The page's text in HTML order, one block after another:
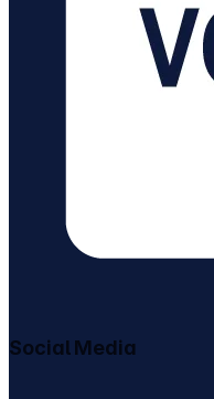
Social Media